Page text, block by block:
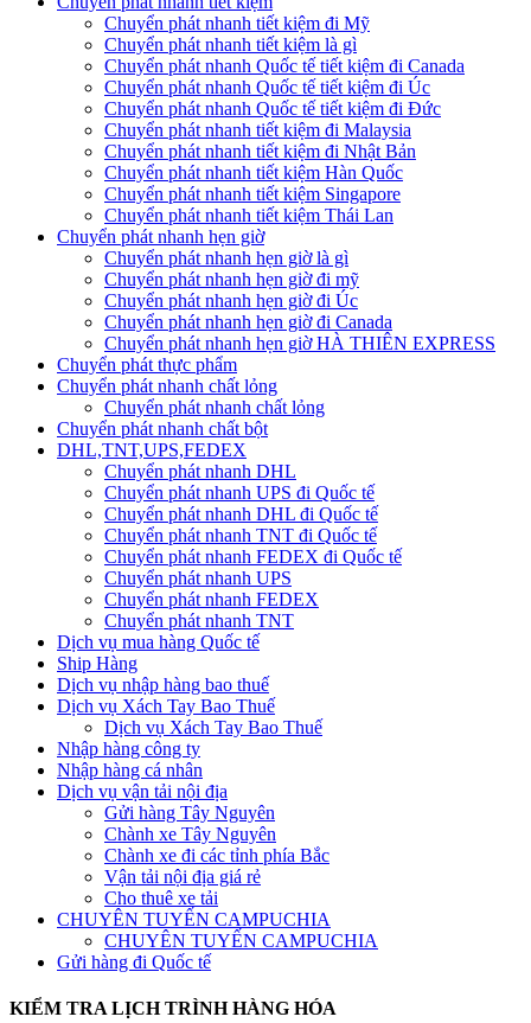
Chuyển phát nhanh tiết kiệm đi Mỹ
Chuyển phát nhanh tiết kiệm là gì
Chuyển phát nhanh Quốc tế tiết kiệm đi Canada
Chuyển phát nhanh Quốc tế tiết kiệm đi Úc
Chuyển phát nhanh Quốc tế tiết kiệm đi Đức
Chuyển phát nhanh tiết kiệm đi Malaysia
Chuyển phát nhanh tiết kiệm đi Nhật Bản
Chuyển phát nhanh tiết kiệm Hàn Quốc
Chuyển phát nhanh tiết kiệm Singapore
Chuyển phát nhanh tiết kiệm Thái Lan
Chuyển phát nhanh hẹn giờ
Chuyển phát nhanh hẹn giờ là gì
Chuyển phát nhanh hẹn giờ đi mỹ
Chuyển phát nhanh hẹn giờ đi Úc
Chuyển phát nhanh hẹn giờ đi Canada
Chuyển phát nhanh hẹn giờ HÀ THIÊN EXPRESS
Chuyển phát thực phẩm
Chuyển phát nhanh chất lỏng
Chuyển phát nhanh chất lỏng
Chuyển phát nhanh chất bột
DHL,TNT,UPS,FEDEX
Chuyển phát nhanh DHL
Chuyển phát nhanh UPS đi Quốc tế
Chuyển phát nhanh DHL đi Quốc tế
Chuyển phát nhanh TNT đi Quốc tế
Chuyển phát nhanh FEDEX đi Quốc tế
Chuyển phát nhanh UPS
Chuyển phát nhanh FEDEX
Chuyển phát nhanh TNT
Dịch vụ mua hàng Quốc tế
Ship Hàng
Dịch vụ nhập hàng bao thuế
Dịch vụ Xách Tay Bao Thuế
Dịch vụ Xách Tay Bao Thuế
Nhập hàng công ty
Nhập hàng cá nhân
Dịch vụ vận tải nội địa
Gửi hàng Tây Nguyên
Chành xe Tây Nguyên
Chành xe đi các tỉnh phía Bắc
Vận tải nội địa giá rẻ
Cho thuê xe tải
CHUYÊN TUYẾN CAMPUCHIA
CHUYÊN TUYẾN CAMPUCHIA
Gửi hàng đi Quốc tế
KIỂM TRA LỊCH TRÌNH HÀNG HÓA